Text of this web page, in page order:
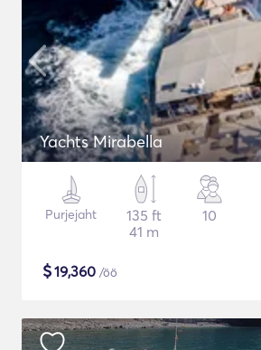
Yachts Mirabella
Purjejaht
135 ft
41 m
10
$19,360 /öö